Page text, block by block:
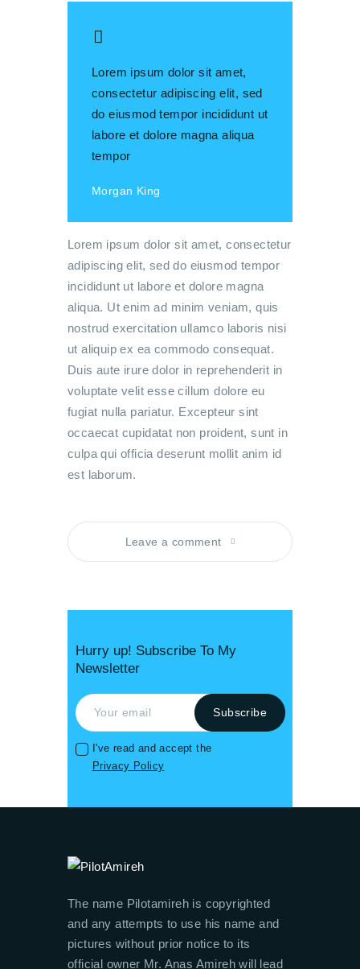
Lorem ipsum dolor sit amet,
consectetur adipiscing elit, sed
do eiusmod tempor incididunt ut
labore et dolore magna aliqua
tempor
Morgan King
Lorem ipsum dolor sit amet, consectetur
adipiscing elit, sed do eiusmod tempor
incididunt ut labore et dolore magna
aliqua. Ut enim ad minim veniam, quis
nostrud exercitation ullamco laboris nisi
ut aliquip ex ea commodo consequat.
Duis aute irure dolor in reprehenderit in
voluptate velit esse cillum dolore eu
fugiat nulla pariatur. Excepteur sint
occaecat cupidatat non proident, sunt in
culpa qui officia deserunt mollit anim id
est laborum.
Leave a comment
Hurry up! Subscribe To My
Newsletter
I've read and accept the
Privacy Policy
The name Pilotamireh is copyrighted
and any attempts to use his name and
pictures without prior notice to its
official owner Mr. Anas Amireh will lead